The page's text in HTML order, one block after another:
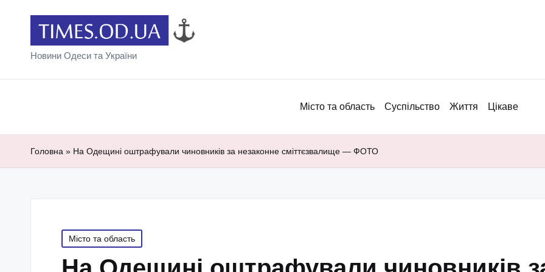
Новини Одеси та України
Місто та область Суспільство Життя Цікаве
Головна » На Одещині оштрафували чиновників за незаконне сміттєзвалище — ФОТО
Posted
in
Місто та область